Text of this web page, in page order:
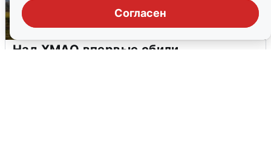
Согласен
Над ХМАО впервые сбили